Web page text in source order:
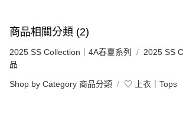
商品相關分類 (2)
2025 SS Collection｜4A春夏系列
2025 SS
品
Shop by Category 商品分類 ♡ 上衣｜Tops